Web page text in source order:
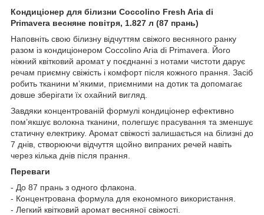
Кондиціонер для білизни Coccolino Fresh Aria di
Primavera весняне повітря, 1.827 л (87 прань)
Наповніть свою білизну відчуттям свіжого весняного ранку
разом із кондиціонером Coccolino Aria di Primavera. Його
ніжний квітковий аромат у поєднанні з нотами чистоти дарує
речам приємну свіжість і комфорт після кожного прання. Засіб
робить тканини м’якими, приємними на дотик та допомагає
довше зберігати їх охайний вигляд.
Завдяки концентрованій формулі кондиціонер ефективно
пом’якшує волокна тканини, полегшує прасування та зменшує
статичну електрику. Аромат свіжості залишається на білизні до
7 днів, створюючи відчуття щойно випраних речей навіть
через кілька днів після прання.
Переваги
- До 87 прань з одного флакона.
- Концентрована формула для економного використання.
- Легкий квітковий аромат весняної свіжості.